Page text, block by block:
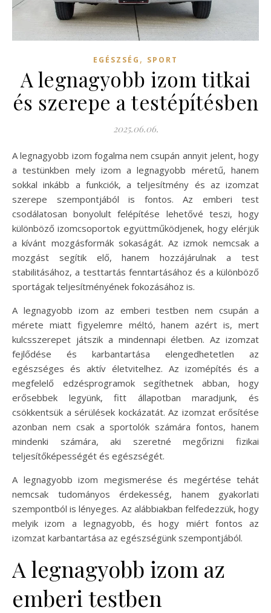
EGÉSZSÉG , SPORT
A legnagyobb izom titkai
és szerepe a testépítésben
2025.06.06.
A legnagyobb izom fogalma nem csupán annyit jelent, hogy
a testünkben mely izom a legnagyobb méretű, hanem
sokkal inkább a funkciók, a teljesítmény és az izomzat
szerepe szempontjából is fontos. Az emberi test
csodálatosan bonyolult felépítése lehetővé teszi, hogy
különböző izomcsoportok együttműködjenek, hogy elérjük
a kívánt mozgásformák sokaságát. Az izmok nemcsak a
mozgást segítik elő, hanem hozzájárulnak a test
stabilitásához, a testtartás fenntartásához és a különböző
sportágak teljesítményének fokozásához is.
A legnagyobb izom az emberi testben nem csupán a
mérete miatt figyelemre méltó, hanem azért is, mert
kulcsszerepet játszik a mindennapi életben. Az izomzat
fejlődése és karbantartása elengedhetetlen az
egészséges és aktív életvitelhez. Az izomépítés és a
megfelelő edzésprogramok segíthetnek abban, hogy
erősebbek legyünk, fitt állapotban maradjunk, és
csökkentsük a sérülések kockázatát. Az izomzat erősítése
azonban nem csak a sportolók számára fontos, hanem
mindenki számára, aki szeretné megőrizni fizikai
teljesítőképességét és egészségét.
A legnagyobb izom megismerése és megértése tehát
nemcsak tudományos érdekesség, hanem gyakorlati
szempontból is lényeges. Az alábbiakban felfedezzük, hogy
melyik izom a legnagyobb, és hogy miért fontos az
izomzat karbantartása az egészségünk szempontjából.
A legnagyobb izom az
emberi testben